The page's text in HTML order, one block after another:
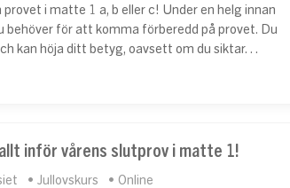
i matte 1 a, b eller c! Under en helg innan
behöver för att komma förberedd på provet. Du
kan höja ditt betyg, oavsett om du siktar…
inför vårens slutprov i matte 1!
Jullovskurs
Online